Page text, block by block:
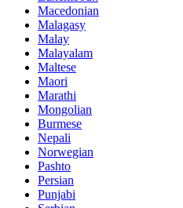
Macedonian
Malagasy
Malay
Malayalam
Maltese
Maori
Marathi
Mongolian
Burmese
Nepali
Norwegian
Pashto
Persian
Punjabi